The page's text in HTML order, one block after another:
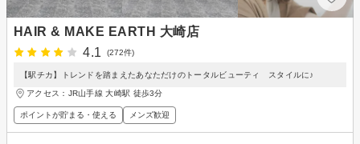
HAIR & MAKE EARTH 大崎店
4.1
(272件)
【駅チカ】トレンドを踏まえたあなただけのトータルビューティ スタイルに♪
アクセス：JR山手線 大崎駅 徒歩3分
ポイントが貯まる・使える メンズ歓迎